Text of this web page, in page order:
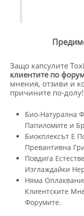
Защо капсулите
клиентите по
мнения, отзиви и
причините по-долу!
Био-Натурална
Папиломите и
Биокплексът Е
Превантивна
Повдига
Изглаждайки
Няма
Клиентските
Форумите.